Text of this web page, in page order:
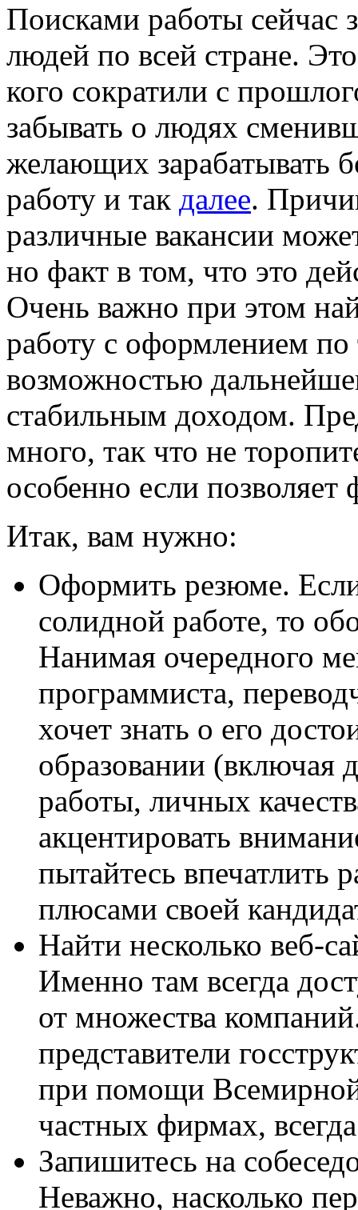
Поисками работы сейчас
людей по всей стране.
кого сократили с
забывать о людях
желающих зарабатывать
работу и так далее.
различные вакансии
но факт в том, что это
Очень важно при этом
работу с оформлением по
возможностью
стабильным доходом.
много, так что не
особенно если
Итак, вам нужно:
Оформить резюме.
солидной работе, то
Нанимая очередного
программиста,
хочет знать о его
образовании (включая
работы, личных
акцентировать
пытайтесь впечатлить
плюсами своей
Найти несколько веб-
Именно там всегда
от множества
представители
при помощи
частных фирмах,
Запишитесь на
Неважно, насколько